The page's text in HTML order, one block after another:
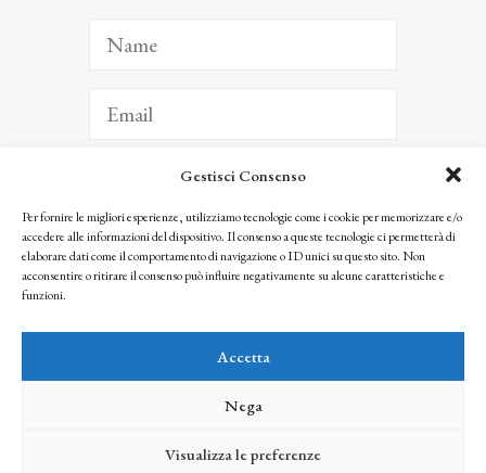
Gestisci Consenso
Per fornire le migliori esperienze, utilizziamo tecnologie come i cookie per memorizzare e/o
accedere alle informazioni del dispositivo. Il consenso a queste tecnologie ci permetterà di
elaborare dati come il comportamento di navigazione o ID unici su questo sito. Non
acconsentire o ritirare il consenso può influire negativamente su alcune caratteristiche e
funzioni.
Accetta
Nega
Visualizza le preferenze
ISCRIVITI
Facendo clic per iscriverti, riconosci che le tue informazioni saranno trattate
seguendo la nostra Privacy Policy
© 2025 Istituto Matteucci. All right reserved
l’autorizzazione scritta dei proprietari dei diritti e dell’Istituto Matteucci
credits